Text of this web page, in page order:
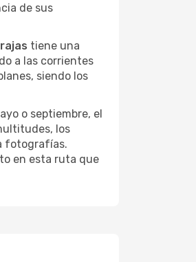
de sus
tiene una
a las corrientes
siendo los
o septiembre, el
los
fotografías.
en esta ruta que